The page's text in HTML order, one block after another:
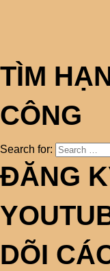
TÌM
CÔNG
Search for:
ĐĂNG
DÕI